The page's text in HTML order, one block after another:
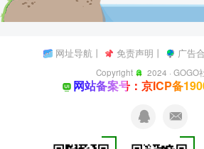
网址导航丨 免责声明 丨 广告
Copyright 2024 ·GOGO
网站备案号：京ICP备